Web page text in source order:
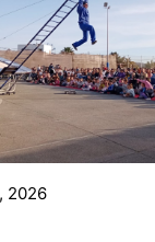
2026